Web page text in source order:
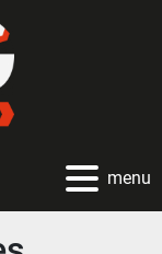
menu